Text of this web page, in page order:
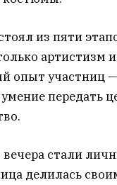
из пяти
артистизм
опыт участниц —
передать
стали
делилась